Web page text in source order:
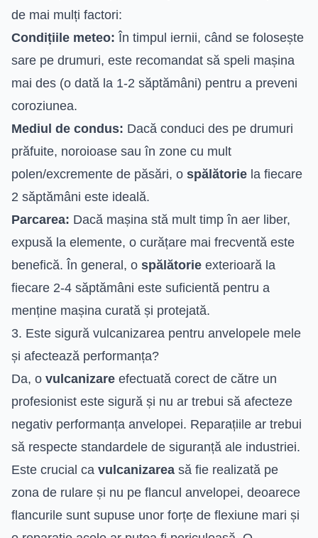
de mai mulți factori:
Condițiile meteo: În timpul iernii, când se folosește
sare pe drumuri, este recomandat să speli mașina
mai des (o dată la 1-2 săptămâni) pentru a preveni
coroziunea.
Mediul de condus: Dacă conduci des pe drumuri
prăfuite, noroioase sau în zone cu mult
polen/excremente de păsări, o spălătorie la fiecare
2 săptămâni este ideală.
Parcarea: Dacă mașina stă mult timp în aer liber,
expusă la elemente, o curățare mai frecventă este
benefică. În general, o spălătorie exterioară la
fiecare 2-4 săptămâni este suficientă pentru a
menține mașina curată și protejată.
3. Este sigură vulcanizarea pentru anvelopele mele
și afectează performanța?
Da, o vulcanizare efectuată corect de către un
profesionist este sigură și nu ar trebui să afecteze
negativ performanța anvelopei. Reparațiile ar trebui
să respecte standardele de siguranță ale industriei.
Este crucial ca vulcanizarea să fie realizată pe
zona de rulare și nu pe flancul anvelopei, deoarece
flancurile sunt supuse unor forțe de flexiune mari și